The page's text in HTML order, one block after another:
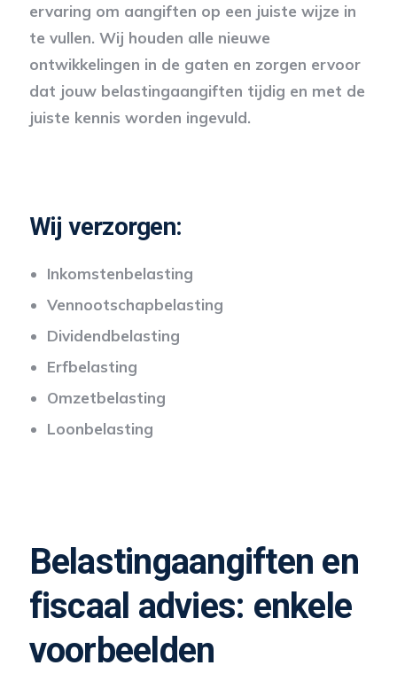
ervaring om aangiften op een juiste wijze in
te vullen. Wij houden alle nieuwe
ontwikkelingen in de gaten en zorgen ervoor
dat jouw belastingaangiften tijdig en met de
juiste kennis worden ingevuld.
Wij verzorgen:
Inkomstenbelasting
Vennootschapbelasting
Dividendbelasting
Erfbelasting
Omzetbelasting
Loonbelasting
Belastingaangiften en
fiscaal advies: enkele
voorbeelden